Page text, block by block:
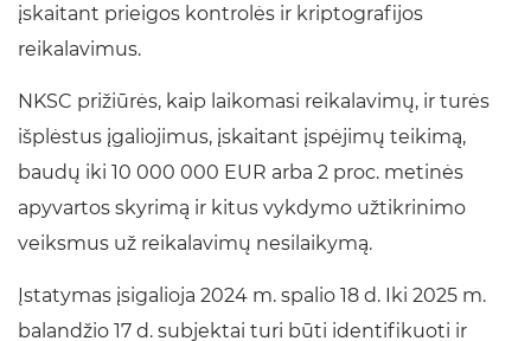
įskaitant prieigos kontrolės ir kriptografijos
reikalavimus.
NKSC prižiūrės, kaip laikomasi reikalavimų, ir turės
išplėstus įgaliojimus, įskaitant įspėjimų teikimą,
baudų iki 10 000 000 EUR arba 2 proc. metinės
apyvartos skyrimą ir kitus vykdymo užtikrinimo
veiksmus už reikalavimų nesilaikymą.
Įstatymas įsigalioja 2024 m. spalio 18 d. Iki 2025 m.
balandžio 17 d. subjektai turi būti identifikuoti ir